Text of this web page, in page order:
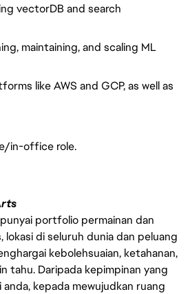
vectorDB and search
maintaining, and scaling ML
like AWS and GCP, as well as
in-office role.
portfolio permainan dan
lokasi di seluruh dunia dan peluang
kebolehsuaian, ketahanan,
tahu. Daripada kepimpinan yang
kepada mewujudkan ruang